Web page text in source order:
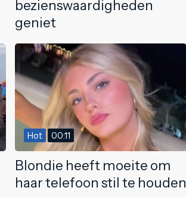
bezienswaardigheden
geniet
Hot 00:11
Blondie heeft moeite om
haar telefoon stil te houden